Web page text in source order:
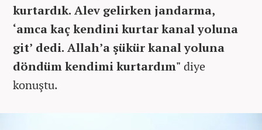
kurtardık. Alev gelirken jandarma,
‘amca kaç kendini kurtar kanal yoluna
git’ dedi. Allah’a şükür kanal yoluna
döndüm kendimi kurtardım" diye
konuştu.